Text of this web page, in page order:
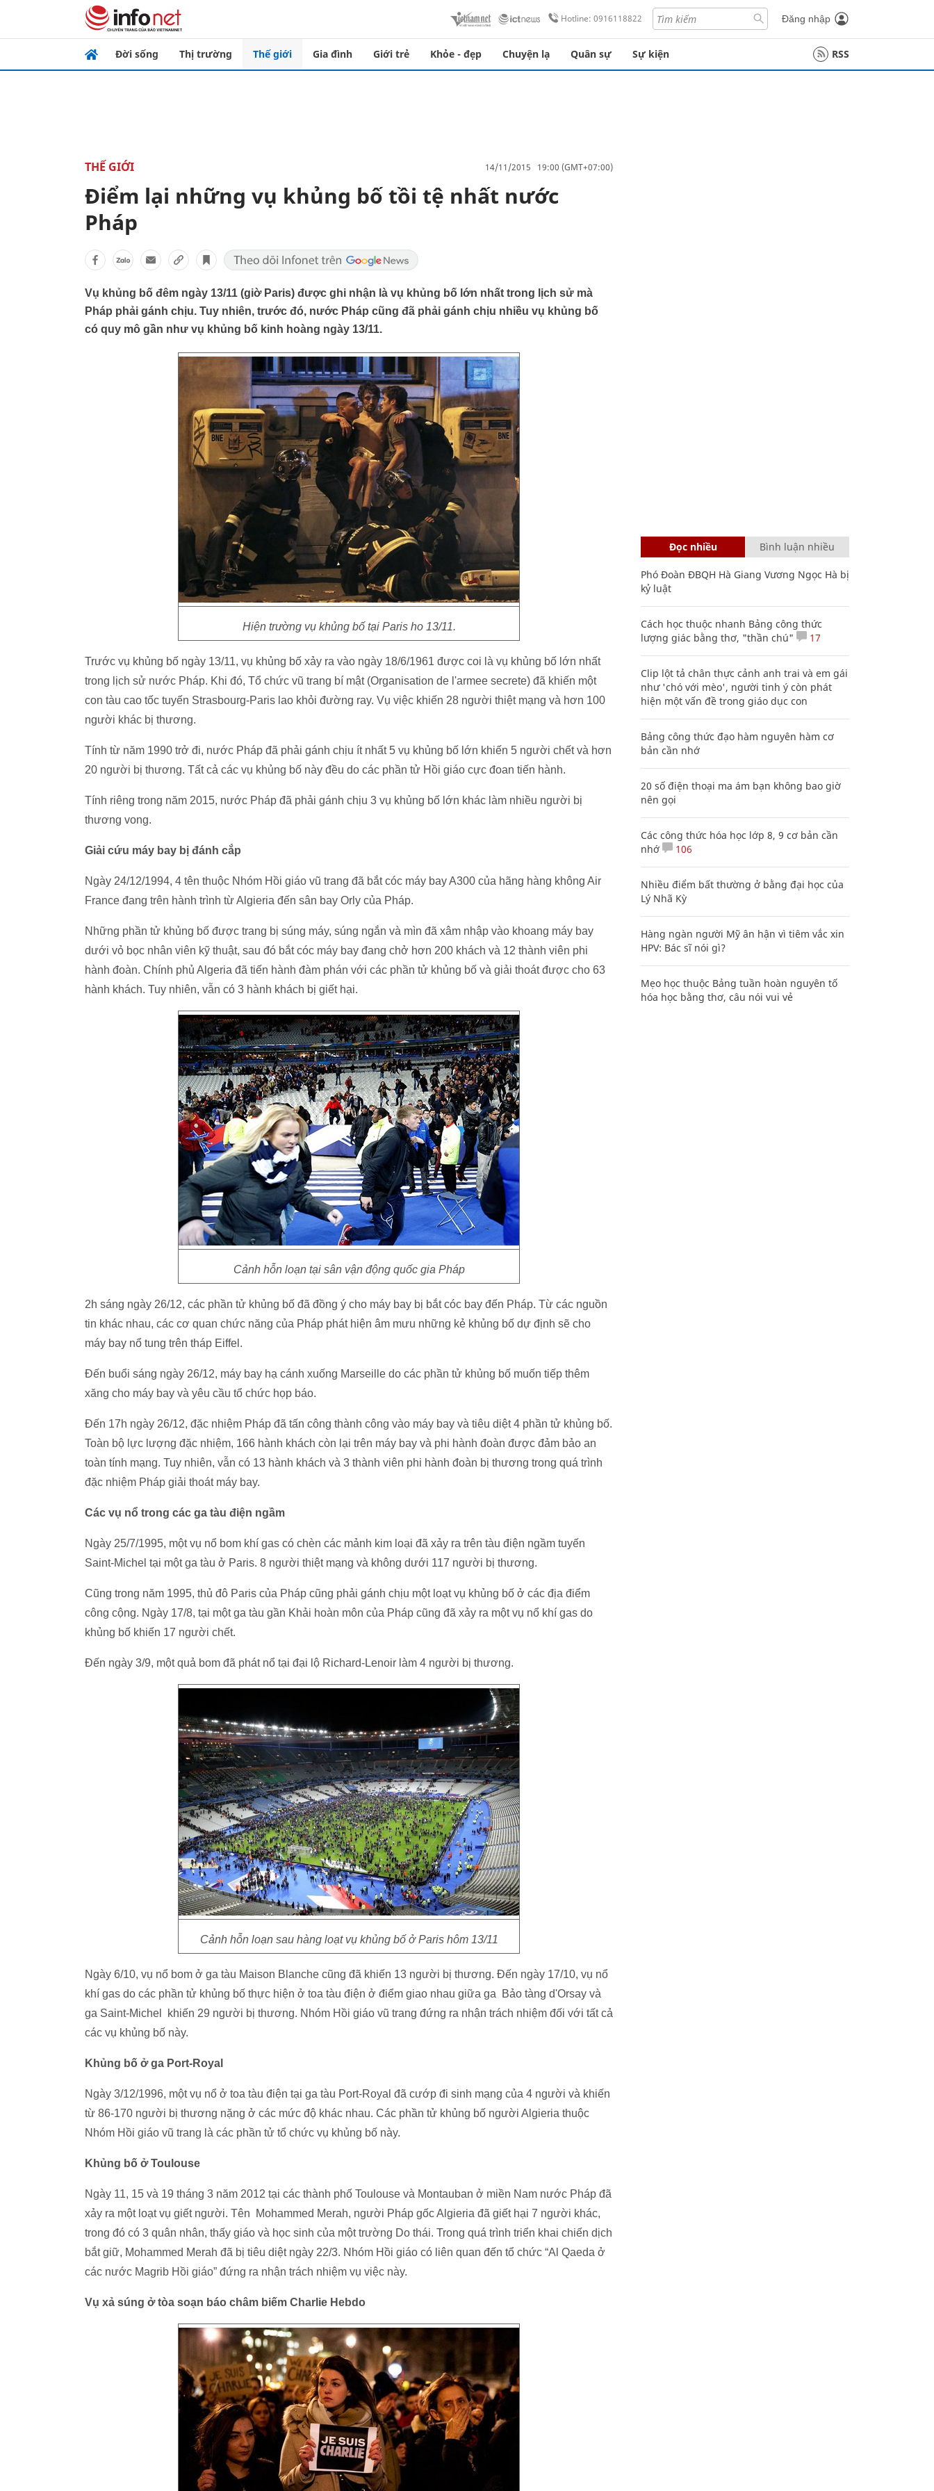
Hotline: 0916118822 Đăng nhập
Đời sống Thị trường Thế giới Gia đình Giới trẻ Khỏe - đẹp Chuyện lạ Quân sự Sự kiện RSS
THẾ GIỚI 14/11/2015 19:00 (GMT+07:00)
Điểm lại những vụ khủng bố tồi tệ nhất nước
Pháp
Vụ khủng bố đêm ngày 13/11 (giờ Paris) được ghi nhận là vụ khủng bố lớn nhất trong lịch sử mà
Pháp phải gánh chịu. Tuy nhiên, trước đó, nước Pháp cũng đã phải gánh chịu nhiều vụ khủng bố
có quy mô gần như vụ khủng bố kinh hoàng ngày 13/11.
Hiện trường vụ khủng bố tại Paris ho 13/11.
Trước vụ khủng bố ngày 13/11, vụ khủng bố xảy ra vào ngày 18/6/1961 được coi là vụ khủng bố lớn nhất
trong lịch sử nước Pháp. Khi đó, Tổ chức vũ trang bí mật (Organisation de l'armee secrete) đã khiến một
con tàu cao tốc tuyến Strasbourg-Paris lao khỏi đường ray. Vụ việc khiến 28 người thiệt mạng và hơn 100
người khác bị thương.
Tính từ năm 1990 trở đi, nước Pháp đã phải gánh chịu ít nhất 5 vụ khủng bố lớn khiến 5 người chết và hơn
20 người bị thương. Tất cả các vụ khủng bố này đều do các phần tử Hồi giáo cực đoan tiến hành.
Tính riêng trong năm 2015, nước Pháp đã phải gánh chịu 3 vụ khủng bố lớn khác làm nhiều người bị
thương vong.
Giải cứu máy bay bị đánh cắp
Ngày 24/12/1994, 4 tên thuộc Nhóm Hồi giáo vũ trang đã bắt cóc máy bay A300 của hãng hàng không Air
France đang trên hành trình từ Algieria đến sân bay Orly của Pháp.
Những phần tử khủng bố được trang bị súng máy, súng ngắn và mìn đã xâm nhập vào khoang máy bay
dưới vỏ bọc nhân viên kỹ thuật, sau đó bắt cóc máy bay đang chở hơn 200 khách và 12 thành viên phi
hành đoàn. Chính phủ Algeria đã tiến hành đàm phán với các phần tử khủng bố và giải thoát được cho 63
hành khách. Tuy nhiên, vẫn có 3 hành khách bị giết hại.
Cảnh hỗn loạn tại sân vận động quốc gia Pháp
2h sáng ngày 26/12, các phần tử khủng bố đã đồng ý cho máy bay bị bắt cóc bay đến Pháp. Từ các nguồn
tin khác nhau, các cơ quan chức năng của Pháp phát hiện âm mưu những kẻ khủng bố dự định sẽ cho
máy bay nổ tung trên tháp Eiffel.
Đến buổi sáng ngày 26/12, máy bay hạ cánh xuống Marseille do các phần tử khủng bố muốn tiếp thêm
xăng cho máy bay và yêu cầu tổ chức họp báo.
Đến 17h ngày 26/12, đặc nhiệm Pháp đã tấn công thành công vào máy bay và tiêu diệt 4 phần tử khủng bố.
Toàn bộ lực lượng đặc nhiệm, 166 hành khách còn lại trên máy bay và phi hành đoàn được đảm bảo an
toàn tính mạng. Tuy nhiên, vẫn có 13 hành khách và 3 thành viên phi hành đoàn bị thương trong quá trình
đặc nhiệm Pháp giải thoát máy bay.
Các vụ nổ trong các ga tàu điện ngầm
Ngày 25/7/1995, một vụ nổ bom khí gas có chèn các mảnh kim loại đã xảy ra trên tàu điện ngầm tuyến
Saint-Michel tại một ga tàu ở Paris. 8 người thiệt mạng và không dưới 117 người bị thương.
Cũng trong năm 1995, thủ đô Paris của Pháp cũng phải gánh chịu một loạt vụ khủng bố ở các địa điểm
công cộng. Ngày 17/8, tại một ga tàu gần Khải hoàn môn của Pháp cũng đã xảy ra một vụ nổ khí gas do
khủng bố khiến 17 người chết.
Đến ngày 3/9, một quả bom đã phát nổ tại đại lộ Richard-Lenoir làm 4 người bị thương.
Cảnh hỗn loạn sau hàng loạt vụ khủng bố ở Paris hôm 13/11
Ngày 6/10, vụ nổ bom ở ga tàu Maison Blanche cũng đã khiến 13 người bị thương. Đến ngày 17/10, vụ nổ
khí gas do các phần tử khủng bố thực hiện ở toa tàu điện ở điểm giao nhau giữa ga Bảo tàng d'Orsay và
ga Saint-Michel khiến 29 người bị thương. Nhóm Hồi giáo vũ trang đứng ra nhận trách nhiệm đối với tất cả
các vụ khủng bố này.
Khủng bố ở ga Port-Royal
Ngày 3/12/1996, một vụ nổ ở toa tàu điện tại ga tàu Port-Royal đã cướp đi sinh mạng của 4 người và khiến
từ 86-170 người bị thương nặng ở các mức độ khác nhau. Các phần tử khủng bố người Algieria thuộc
Nhóm Hồi giáo vũ trang là các phần tử tổ chức vụ khủng bố này.
Khủng bố ở Toulouse
Ngày 11, 15 và 19 tháng 3 năm 2012 tại các thành phố Toulouse và Montauban ở miền Nam nước Pháp đã
xảy ra một loạt vụ giết người. Tên Mohammed Merah, người Pháp gốc Algieria đã giết hại 7 người khác,
trong đó có 3 quân nhân, thấy giáo và học sinh của một trường Do thái. Trong quá trình triển khai chiến dịch
bắt giữ, Mohammed Merah đã bị tiêu diệt ngày 22/3. Nhóm Hồi giáo có liên quan đến tổ chức “Al Qaeda ở
các nước Magrib Hồi giáo” đứng ra nhận trách nhiệm vụ việc này.
Vụ xả súng ở tòa soạn báo châm biếm Charlie Hebdo
Đọc nhiều Bình luận nhiều
Phó Đoàn ĐBQH Hà Giang Vương Ngọc Hà bị
kỷ luật
Cách học thuộc nhanh Bảng công thức
lượng giác bằng thơ, "thần chú"
17
Clip lột tả chân thực cảnh anh trai và em gái
như 'chó với mèo', người tinh ý còn phát
hiện một vấn đề trong giáo dục con
Bảng công thức đạo hàm nguyên hàm cơ
bản cần nhớ
20 số điện thoại ma ám bạn không bao giờ
nên gọi
Các công thức hóa học lớp 8, 9 cơ bản cần
nhớ
106
Nhiều điểm bất thường ở bằng đại học của
Lý Nhã Kỳ
Hàng ngàn người Mỹ ân hận vì tiêm vắc xin
HPV: Bác sĩ nói gì?
Mẹo học thuộc Bảng tuần hoàn nguyên tố
hóa học bằng thơ, câu nói vui vẻ